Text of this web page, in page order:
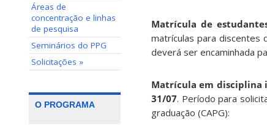
Áreas de
concentração e linhas
de pesquisa
Seminários do PPG
Solicitações »
O PROGRAMA
Matrícula de
matrículas para discentes
deverá ser encaminhada
Matrícula em disciplina
31/07. Período para
graduação (CAPG):